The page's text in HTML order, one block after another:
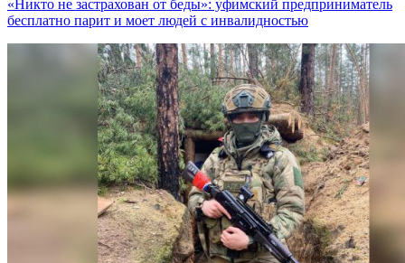
«Никто не заcтрахован от беды»: уфимский предприниматель
бесплатно парит и моет людей с инвалидностью